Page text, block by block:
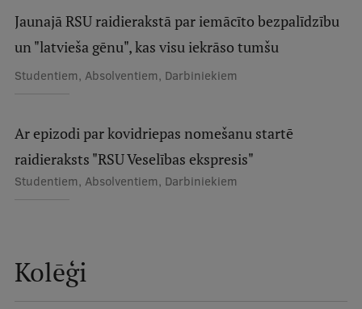
Stratēģija
Struktūra
Vēsture un tradīcijas
Aula
Projekti
Jaunajā RSU raidierakstā par iemācīto bezpalīdzību
un "latvieša gēnu", kas visu iekrāso tumšu
Studentiem, Absolventiem, Darbiniekiem
Ar epizodi par kovidriepas nomešanu startē
raidieraksts "RSU Veselības ekspresis"
Studentiem, Absolventiem, Darbiniekiem
Kolēģi